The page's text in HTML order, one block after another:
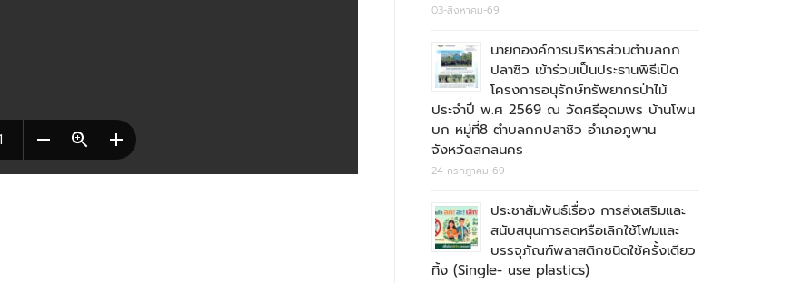
03-สิงหาคม-69
นายกองค์การบริหารส่วนตำบลกก
ปลาซิว เข้าร่วมเป็นประธานพิธีเปิด
โครงการอนุรักษ์ทรัพยากรป่าไม้
ประจำปี พ.ศ 2569 ณ วัดศรีอุดมพร บ้านโพน
บก หมู่ที่8 ตำบลกกปลาซิว อำเภอภูพาน
จังหวัดสกลนคร
24-กรกฎาคม-69
ประชาสัมพันธ์เรื่อง การส่งเสริมและ
สนับสนุนการลดหรือเลิกใช้โฟมและ
บรรจุภัณฑ์พลาสติกชนิดใช้ครั้งเดียว
ทิ้ง (Single- use plastics)